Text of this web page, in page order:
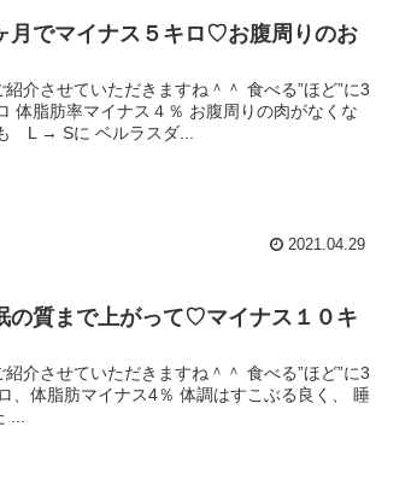
月でマイナス５キロ♡お腹周りのお
介させていただきますね＾＾ 食べる”ほど”に3
体脂肪率マイナス４％ お腹周りの肉がなくな
L → Sに ベルラスダ...
2021.04.29
の質まで上がって♡マイナス１０キ
介させていただきますね＾＾ 食べる”ほど”に3
、体脂肪マイナス4％ 体調はすこぶる良く、 睡